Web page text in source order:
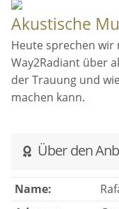
Akustische
Heute sprechen wir
Way2Radiant über
der Trauung und
machen kann.
Über den
Name: